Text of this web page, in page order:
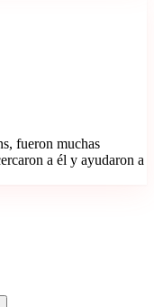
fueron muchas
a él y ayudaron a